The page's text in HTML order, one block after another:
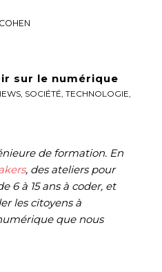
sur le numérique
, SOCIÉTÉ, TECHNOLOGIE,
de formation. En
, des ateliers pour
6 à 15 ans à coder, et
les citoyens à
que nous